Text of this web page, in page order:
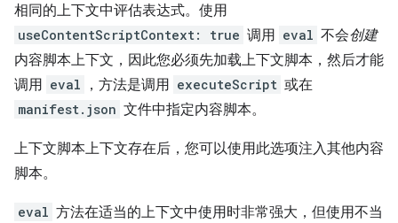
相同的上下文中评估表达式。使用
useContentScriptContext: true 调用 eval 不会创建
内容脚本上下文，因此您必须先加载上下文脚本，然后才能
调用 eval ，方法是调用 executeScript 或在
manifest.json 文件中指定内容脚本。
上下文脚本上下文存在后，您可以使用此选项注入其他内容
脚本。
eval 方法在适当的上下文中使用时非常强大，但使用不当